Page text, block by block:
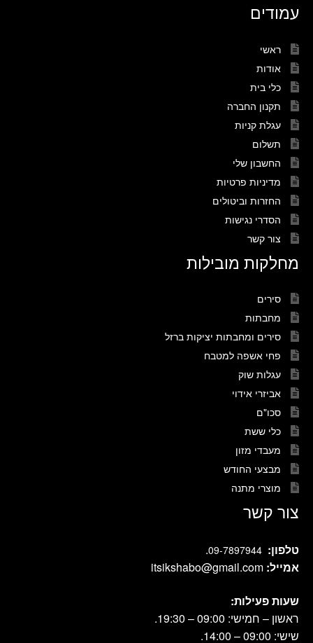
עמודים
ראשי
אודות
כלי בית
תקנון החברה
עגלת קניות
תשלום
החשבון שלי
מדיניות פרטיות
החזרות וביטולים
הסדרי נגישות
צור קשר
מחלקות מובילות
סירים
מחבתות
סירים ומחבתות יציקות ברזל
פחי אשפה למטבח
עגלות שוק
אביזרי אידוי
סכו"ם
כלי ששת
מעבדי מזון
מבצעי החודש
מוצרי מתנה
צור קשר
טלפון: 09-7897944
.
אמייל: itsikshabo@gmail.com
שעות פעילות:
ראשון – חמישי: 09:00 – 19:30.
שישי: 09:00 – 14:00.